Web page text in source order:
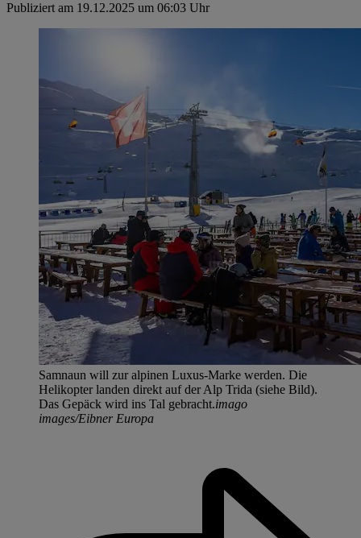
Publiziert am 19.12.2025 um 06:03 Uhr
Samnaun will zur alpinen Luxus-Marke werden. Die
Helikopter landen direkt auf der Alp Trida (siehe Bild).
Das Gepäck wird ins Tal gebracht.imago
images/Eibner Europa